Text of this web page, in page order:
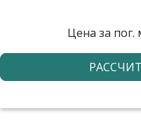
Цена за пог.